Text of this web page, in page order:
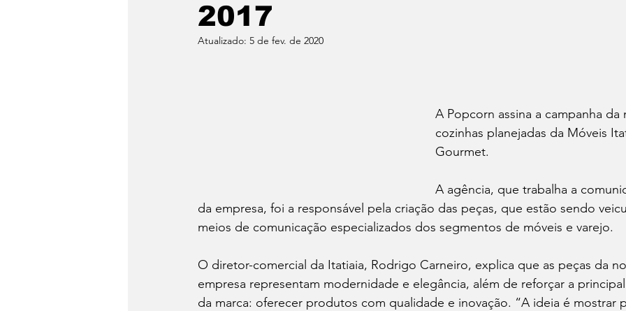
2017
Atualizado: 5 de fev. de 2020
A Popcorn assina a campanha da
cozinhas planejadas da Móveis
Gourmet.
A agência, que trabalha a
da empresa, foi a responsável pela criação das peças, que estão sendo
meios de comunicação especializados dos segmentos de móveis e varejo.
O diretor-comercial da Itatiaia, Rodrigo Carneiro, explica que as peças da
empresa representam modernidade e elegância, além de reforçar a
da marca: oferecer produtos com qualidade e inovação. “A ideia é mostrar